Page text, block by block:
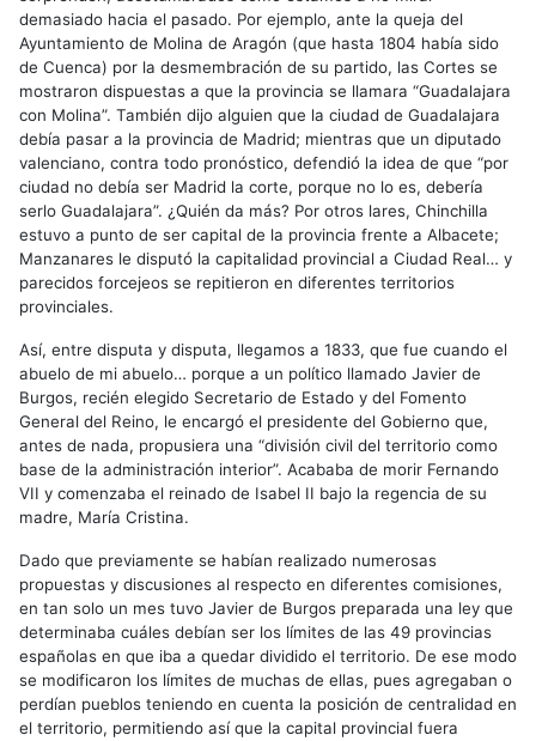
demasiado hacia el pasado. Por ejemplo, ante la queja del
Ayuntamiento de Molina de Aragón (que hasta 1804 había sido
de Cuenca) por la desmembración de su partido, las Cortes se
mostraron dispuestas a que la provincia se llamara “Guadalajara
con Molina”. También dijo alguien que la ciudad de Guadalajara
debía pasar a la provincia de Madrid; mientras que un diputado
valenciano, contra todo pronóstico, defendió la idea de que “por
ciudad no debía ser Madrid la corte, porque no lo es, debería
serlo Guadalajara”. ¿Quién da más? Por otros lares, Chinchilla
estuvo a punto de ser capital de la provincia frente a Albacete;
Manzanares le disputó la capitalidad provincial a Ciudad Real… y
parecidos forcejeos se repitieron en diferentes territorios
provinciales.
Así, entre disputa y disputa, llegamos a 1833, que fue cuando el
abuelo de mi abuelo… porque a un político llamado Javier de
Burgos, recién elegido Secretario de Estado y del Fomento
General del Reino, le encargó el presidente del Gobierno que,
antes de nada, propusiera una “división civil del territorio como
base de la administración interior”. Acababa de morir Fernando
VII y comenzaba el reinado de Isabel II bajo la regencia de su
madre, María Cristina.
Dado que previamente se habían realizado numerosas
propuestas y discusiones al respecto en diferentes comisiones,
en tan solo un mes tuvo Javier de Burgos preparada una ley que
determinaba cuáles debían ser los límites de las 49 provincias
españolas en que iba a quedar dividido el territorio. De ese modo
se modificaron los límites de muchas de ellas, pues agregaban o
perdían pueblos teniendo en cuenta la posición de centralidad en
el territorio, permitiendo así que la capital provincial fuera